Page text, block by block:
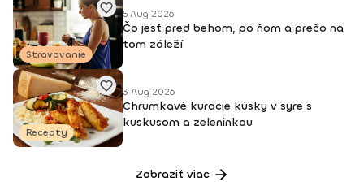
Stravovanie
5 Aug 2026
Čo jesť pred behom, po ňom a prečo na
tom záleží
Recepty
3 Aug 2026
Chrumkavé kuracie kúsky v syre s
kuskusom a zeleninkou
Zobraziť viac